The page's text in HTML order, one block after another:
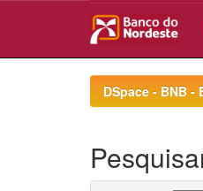
DSpace - BNB